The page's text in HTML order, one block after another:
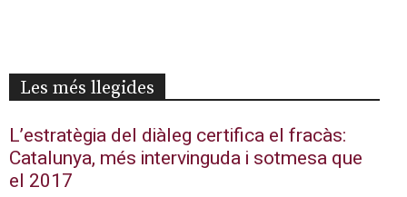
Les més llegides
L’estratègia del diàleg certifica el fracàs:
Catalunya, més intervinguda i sotmesa que
el 2017